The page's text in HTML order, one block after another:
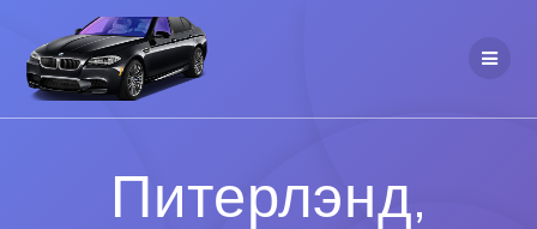
Питерлэнд,